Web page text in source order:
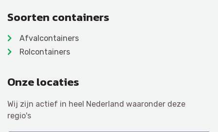
Soorten containers
Afvalcontainers
Rolcontainers
Onze locaties
Wij zijn actief in heel Nederland waaronder deze
regio's